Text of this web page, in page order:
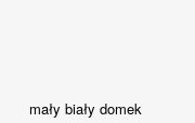
mały biały domek